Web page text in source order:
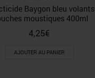
Baygon bleu volants
moustiques 400ml
4,25€
AJOUTER AU PANIER